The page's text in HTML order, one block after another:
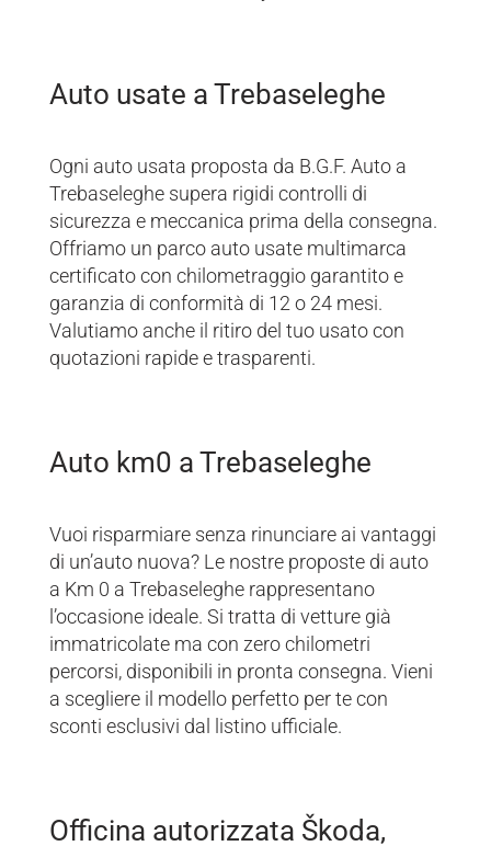
Auto usate a Trebaseleghe
Ogni auto usata proposta da B.G.F. Auto a
Trebaseleghe supera rigidi controlli di
sicurezza e meccanica prima della consegna.
Offriamo un parco auto usate multimarca
certificato con chilometraggio garantito e
garanzia di conformità di 12 o 24 mesi.
Valutiamo anche il ritiro del tuo usato con
quotazioni rapide e trasparenti.
Auto km0 a Trebaseleghe
Vuoi risparmiare senza rinunciare ai vantaggi
di un’auto nuova? Le nostre proposte di auto
a Km 0 a Trebaseleghe rappresentano
l’occasione ideale. Si tratta di vetture già
immatricolate ma con zero chilometri
percorsi, disponibili in pronta consegna. Vieni
a scegliere il modello perfetto per te con
sconti esclusivi dal listino ufficiale.
Officina autorizzata Škoda,